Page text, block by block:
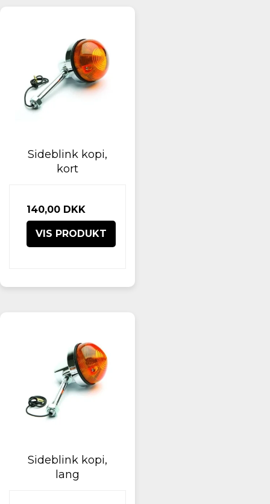
Sideblink kopi,
kort
140,00 DKK
VIS PRODUKT
Sideblink kopi,
lang